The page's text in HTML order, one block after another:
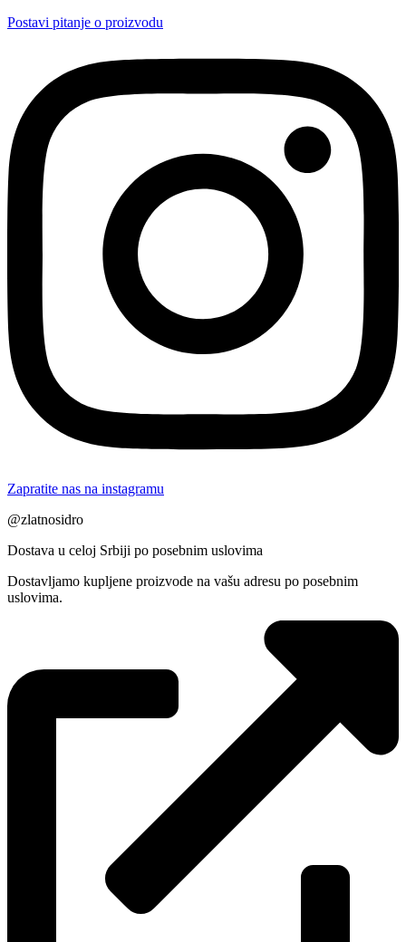
Postavi pitanje o proizvodu
Zapratite nas na instagramu
@zlatnosidro
Dostava u celoj Srbiji po posebnim uslovima
Dostavljamo kupljene proizvode na vašu adresu po posebnim
uslovima.